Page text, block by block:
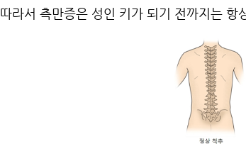
따라서 측만증은 성인 키가 되기 전까지는 항